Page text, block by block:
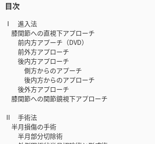
目次
Ⅰ 進入法
膝関節への直視下アプローチ
前内方アプーチ（DVD）
前外方アプローチ
後内方アプローチ
側方からのアプーチ
後内方からのアプローチ
後外方アプローチ
膝関節への関節鏡視下アプローチ
Ⅱ 手術法
半月損傷の手術
半月部分切除術